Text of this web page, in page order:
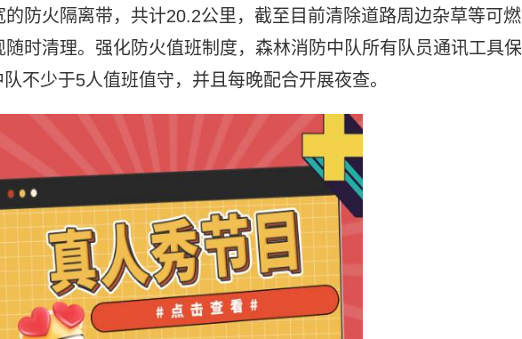
防火隔离带，共计20.2公里，截至目前清除道路周边杂草等可燃
时清理。强化防火值班制度，森林消防中队所有队员通讯工具保
不少于5人值班值守，并且每晚配合开展夜查。